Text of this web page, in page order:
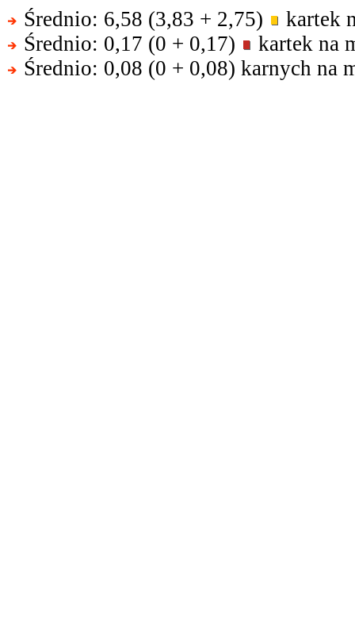
Średnio: 6,58 (3,83 + 2,75)
kartek
Średnio: 0,17 (0 + 0,17)
kartek na
Średnio: 0,08 (0 + 0,08) karnych na